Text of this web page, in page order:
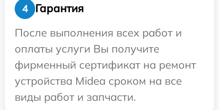
4
Гарантия
После выполнения всех работ и
оплаты услуги Вы получите
фирменный сертификат на ремонт
устройства Midea сроком на все
виды работ и запчасти.